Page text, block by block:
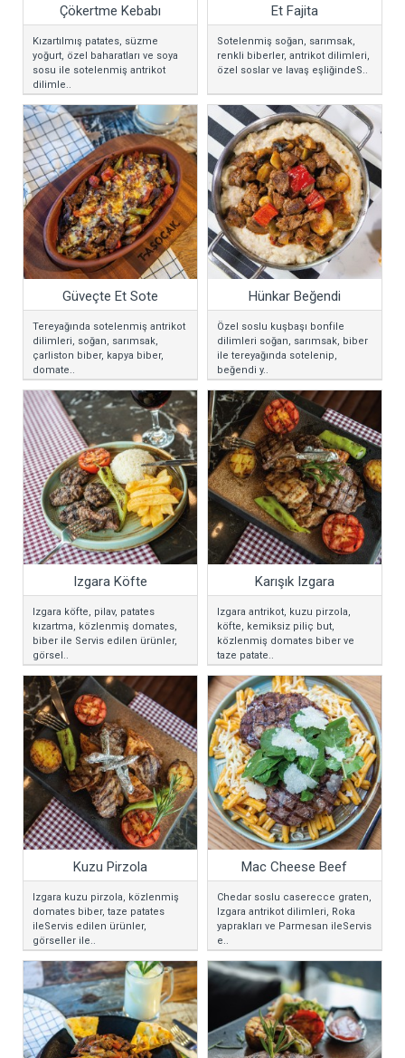
Çökertme Kebabı
Kızartılmış patates, süzme
yoğurt, özel baharatları ve soya
sosu ile sotelenmiş antrikot
dilimle..
Et Fajita
Sotelenmiş soğan, sarımsak,
renkli biberler, antrikot dilimleri,
özel soslar ve lavaş eşliğindeS..
Güveçte Et Sote
Tereyağında sotelenmiş antrikot
dilimleri, soğan, sarımsak,
çarliston biber, kapya biber,
domate..
Hünkar Beğendi
Özel soslu kuşbaşı bonfile
dilimleri soğan, sarımsak, biber
ile tereyağında sotelenip,
beğendi y..
Izgara Köfte
Izgara köfte, pilav, patates
kızartma, közlenmiş domates,
biber ile Servis edilen ürünler,
görsel..
Karışık Izgara
Izgara antrikot, kuzu pirzola,
köfte, kemiksiz piliç but,
közlenmiş domates biber ve
taze patate..
Kuzu Pirzola
Izgara kuzu pirzola, közlenmiş
domates biber, taze patates
ileServis edilen ürünler,
görseller ile..
Mac Cheese Beef
Chedar soslu caserecce graten,
Izgara antrikot dilimleri, Roka
yaprakları ve Parmesan ileServis
e..